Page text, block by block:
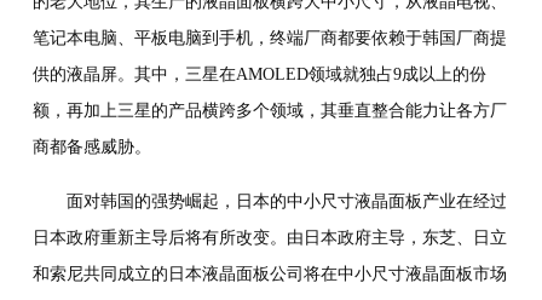
笔记本电脑、平板电脑到手机，终端厂商都要依赖于韩国厂商提
供的液晶屏。其中，三星在AMOLED领域就独占9成以上的份
额，再加上三星的产品横跨多个领域，其垂直整合能力让各方厂
商都备感威胁。
面对韩国的强势崛起，日本的中小尺寸液晶面板产业在经过
日本政府重新主导后将有所改变。由日本政府主导，东芝、日立
和索尼共同成立的日本液晶面板公司将在中小尺寸液晶面板市场